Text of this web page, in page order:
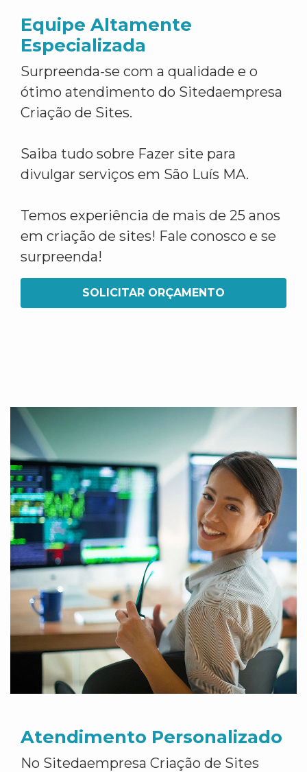
Equipe Altamente
Especializada
Surpreenda-se com a qualidade e o
ótimo atendimento do Sitedaempresa
Criação de Sites.
Saiba tudo sobre Fazer site para
divulgar serviços em São Luís MA.
Temos experiência de mais de 25 anos
em criação de sites! Fale conosco e se
surpreenda!
SOLICITAR ORÇAMENTO
Atendimento Personalizado
No Sitedaempresa Criação de Sites